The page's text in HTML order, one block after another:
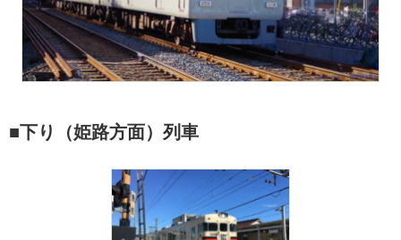
■下り（姫路方面）列車